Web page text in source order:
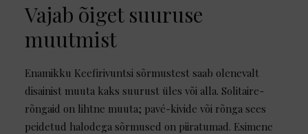
Vajab õiget suuruse
muutmist
Enamikku Keefirivuntsi sõrmustest saab olenevalt
disainist muuta kaks suurust üles või alla. Solitaire-
rõngaid on lihtne muuta; pavé-kivide või rõnga sees
peidetud halodega sõrmused on piiratumad. Esimene